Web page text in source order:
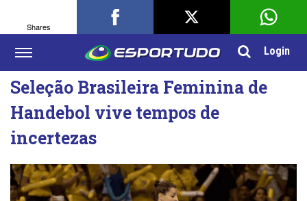
Login
Seleção Brasileira Feminina de
Handebol vive tempos de
incertezas
Shares